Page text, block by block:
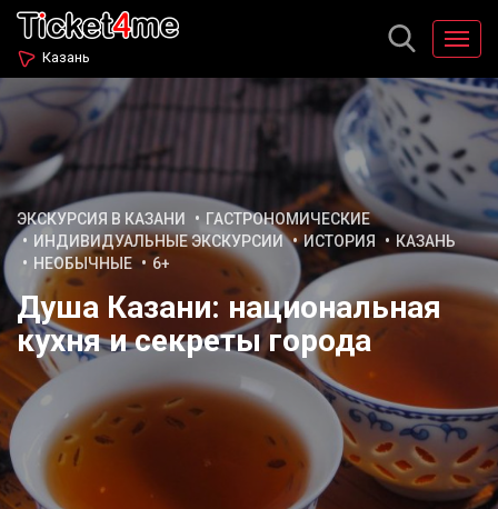
Казань
ЭКСКУРСИЯ В КАЗАНИ
ГАСТРОНОМИЧЕСКИЕ
ИНДИВИДУАЛЬНЫЕ ЭКСКУРСИИ
ИСТОРИЯ
КАЗАНЬ
НЕОБЫЧНЫЕ
6+
Душа Казани: национальная
кухня и секреты города